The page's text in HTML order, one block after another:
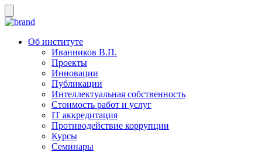
Об институте
Иванников В.П.
Проекты
Инновации
Публикации
Интеллектуальная собственность
Стоимость работ и услуг
IT аккредитация
Противодействие коррупции
Курсы
Семинары